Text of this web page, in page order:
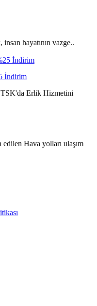
hayatının vazge..
İndirim
Erlik Hizmetini
Hava yolları ulaşım